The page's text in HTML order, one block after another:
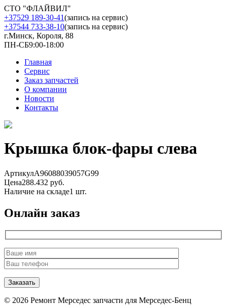
СТО "ФЛАЙВИЛ"
+37529 189-30-41(запись на сервис)
+37544 733-38-10(запись на сервис)
г.Минск, Короля, 88
ПН-СБ9:00-18:00
Главная
Сервис
Заказ запчастей
О компании
Новости
Контакты
Крышка блок-фары слева
АртикулA96088039057G99
Цена288.432 руб.
Наличие на складе1 шт.
Онлайн заказ
© 2026 Ремонт Мерседес запчасти для Мерседес-Бенц